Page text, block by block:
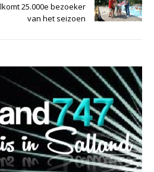
25.000e bezoeker
van het seizoen